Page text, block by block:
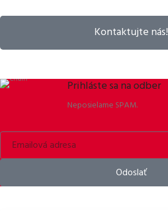
Kontaktujte nás!
Prihláste sa na odber
Neposielame SPAM.
Odoslať